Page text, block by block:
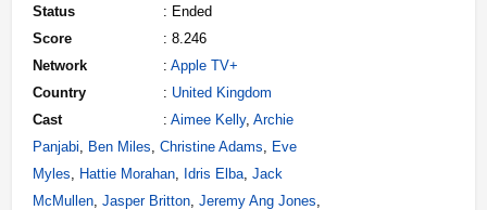
Status
: Ended
Score
: 8.246
Network
: Apple TV+
Country
: United Kingdom
Cast
: Aimee Kelly, Archie
Panjabi, Ben Miles, Christine Adams, Eve
Myles, Hattie Morahan, Idris Elba, Jack
McMullen, Jasper Britton, Jeremy Ang Jones,